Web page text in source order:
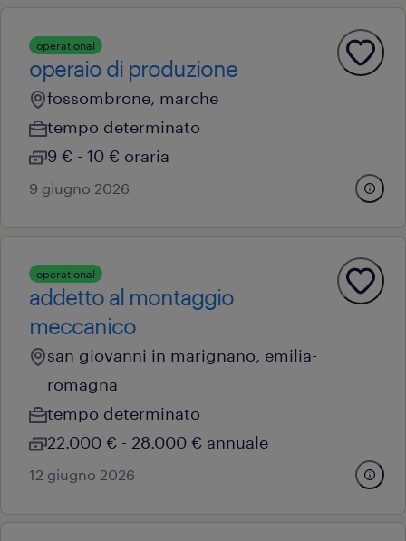
operational
operaio di produzione
fossombrone, marche
tempo determinato
9 € - 10 € oraria
9 giugno 2026
operational
addetto al montaggio
meccanico
san giovanni in marignano, emilia-
romagna
tempo determinato
22.000 € - 28.000 € annuale
12 giugno 2026